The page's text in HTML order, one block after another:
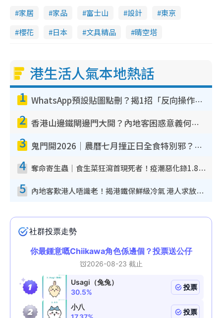
e
o
家居 家品 富士山 設計
東京
櫻花
日本 文具精品 晴空塔
港生活人氣本地熱話
1 WhatsApp預設貼圖點刪？揭1招「反向操作」還原簡潔介面 附3步實測教學
2 香港山邊鐵閘邊門大開？內地客困惑意義何在！網民神回覆：呢種叫法理性防禦
3 鬼門開2026｜農曆七月撞正日全食特別邪？專家警告切忌做一事！揭4大禁忌+2招保平安
4 奪命寄生蟲｜食生菜狂瀉首現死者！疫潮惡化錄1.8萬宗病例 揭洗菜3大謬誤
5 內地客歎港人唔識老！揭港鐵保鮮級冷氣 港人求放過：咪投訴